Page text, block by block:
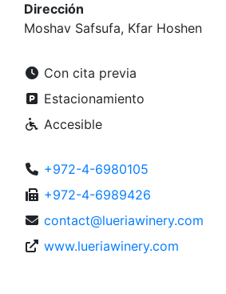
Dirección
Moshav Safsufa, Kfar Hoshen
Con cita previa
Estacionamiento
Accesible
+972-4-6980105
+972-4-6989426
contact@lueriawinery.com
www.lueriawinery.com